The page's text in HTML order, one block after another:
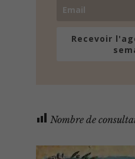
Recevoir
Nombre de